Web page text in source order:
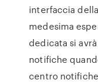
interfaccia
medesima
dedicata si
notifiche
centro